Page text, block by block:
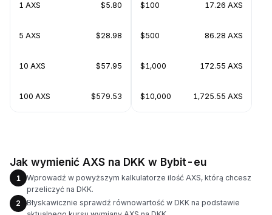
1 AXS $5.80
5 AXS $28.98
10 AXS $57.95
100 AXS $579.53
$100 17.26 AXS
$500 86.28 AXS
$1,000 172.55 AXS
$10,000 1,725.55 AXS
Jak wymienić AXS na DKK w Bybit-eu
1
Wprowadź w powyższym kalkulatorze ilość AXS, którą chcesz
przeliczyć na DKK.
2
Błyskawicznie sprawdź równowartość w DKK na podstawie